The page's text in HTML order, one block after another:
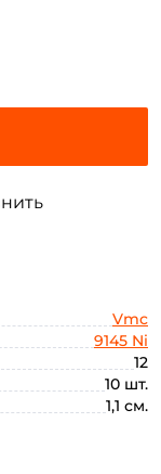
Vmc
9145 Ni
12
10 шт.
1,1 см.